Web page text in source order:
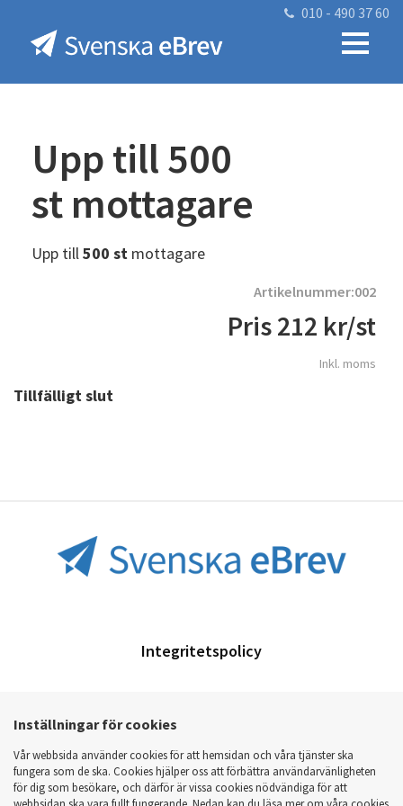
010 - 490 37 60
Upp till 500
st mottagare
Upp till500 st mottagare
Artikelnummer:002
Pris212 kr/st
Inkl. moms
Tillfälligt slut
Integritetspolicy
FAQ
Inställningar för cookies
Vår webbsida använder cookies för att hemsidan och våra tjänster ska
fungera som de ska. Cookies hjälper oss att förbättra användarvänligheten
för dig som besökare, och därför är vissa cookies nödvändiga för att